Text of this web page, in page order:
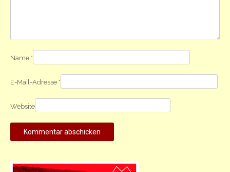
Name *
E-Mail-Adresse *
Website